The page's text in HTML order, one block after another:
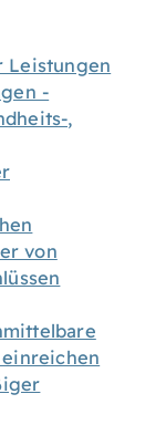
Leistungen
-
,
von